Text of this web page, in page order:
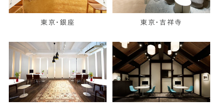
東京・銀座 東京・吉祥寺